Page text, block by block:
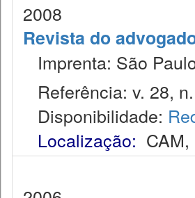
2008
Revista do
Imprenta: São
Referência: v. 28,
Disponibilidade:
Localização: CAM,